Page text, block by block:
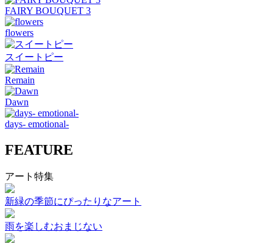
FAIRY BOUQUET 3
flowers
スイートピー
Remain
Dawn
days- emotional-
FEATURE
アート特集
新緑の季節にぴったりなアート
雨を楽しむおまじない